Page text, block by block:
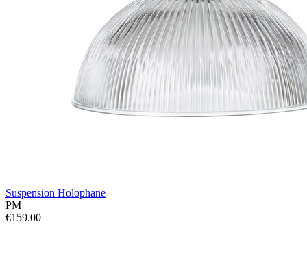
Suspension Holophane
PM
€159.00